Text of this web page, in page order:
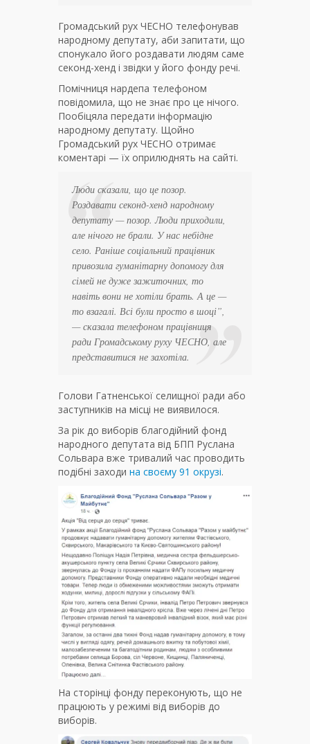
Громадський рух ЧЕСНО телефонував
народному депутату, аби запитати, що
спонукало його роздавати людям саме
секонд-хенд і звідки у його фонду речі.
Помічниця нардепа телефоном
повідомила, що не знає про це нічого.
Пообіцяла передати інформацію
народному депутату. Щойно
Громадський рух ЧЕСНО отримає
коментарі — їх оприлюднять на сайті.
Люди сказали, що це позор.
Роздавати секонд-хенд народному
депутату — позор. Люди приходили,
але нічого не брали. У нас небідне
село. Раніше соціальний працівник
привозила гуманітарну допомогу для
сімей не дуже зажиточних, то
навіть вони не хотіли брать. А це —
то взагалі. Всі були просто в шоці”,
— сказала телефоном працівниця
ради Громадському руху ЧЕСНО, але
представитися не захотіла.
Голови Гатненської селищної ради або
заступників на місці не виявилося.
За рік до виборів благодійний фонд
народного депутата від БПП Руслана
Сольвара вже тривалий час проводить
подібні заходи на своєму 91 окрузі.
На сторінці фонду переконують, що не
працюють у режимі від виборів до
виборів.